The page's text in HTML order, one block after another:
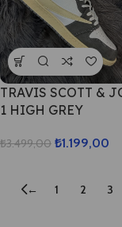
TRAVIS SCOTT &
1 HIGH GREY
₺3.499,00 ₺1.199,00
← 1 2 3